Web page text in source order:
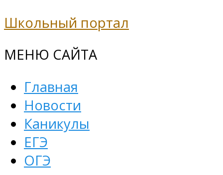
Школьный портал
МЕНЮ САЙТА
Главная
Новости
Каникулы
ЕГЭ
ОГЭ